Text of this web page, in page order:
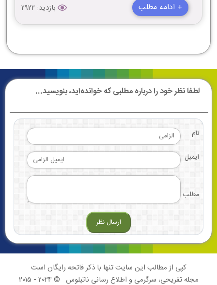
+ ادامه مطلب بازدید: 2922
لطفا نظر خود را درباره مطلبی که خوانده‌اید، بنویسید...
نام
ایمیل
مطلب
کپی از مطالب این سایت تنها با ذکر فاتحه رایگان است
مجله تفریحی، سرگرمی و اطلاع رسانی ناتیلوس © 2024 - 2015